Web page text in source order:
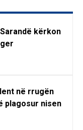
kërkon
në rrugën
plagosur nisen